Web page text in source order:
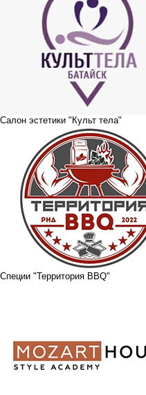
Салон эстетики "Культ тела"
Специи "Территория BBQ"